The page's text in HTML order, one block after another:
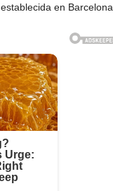
en Barcelona.